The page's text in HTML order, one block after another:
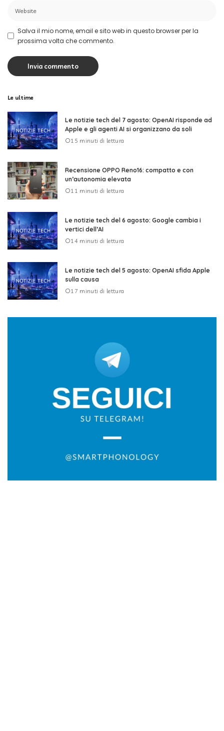
Salva il mio nome, email e sito web in questo browser per la
prossima volta che commento.
Le ultime
Le notizie tech del 7 agosto: OpenAI risponde ad
Apple e gli agenti AI si organizzano da soli
15 minuti di lettura
Recensione OPPO Reno16: compatto e con
un’autonomia elevata
11 minuti di lettura
Le notizie tech del 6 agosto: Google cambia i
vertici dell’AI
14 minuti di lettura
Le notizie tech del 5 agosto: OpenAI sfida Apple
sulla causa
17 minuti di lettura